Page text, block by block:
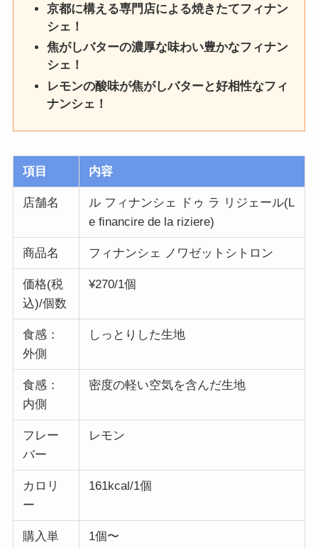
京都に構える専門店による焼きたてフィナン
シェ！
焦がしバターの濃厚な味わい豊かなフィナン
シェ！
レモンの酸味が焦がしバターと好相性なフィ
ナンシェ！
項目 内容
店舗名
ル フィナンシェ ドゥ ラ リジェール(L
e ﬁnancire de la riziere)
商品名 フィナンシェ ノワゼットシトロン
価格(税
込)/個数
¥270/1個
食感：
外側
しっとりした生地
食感：
内側
密度の軽い空気を含んだ生地
フレー
バー
レモン
カロリ
ー
161kcal/1個
購入単
1個〜